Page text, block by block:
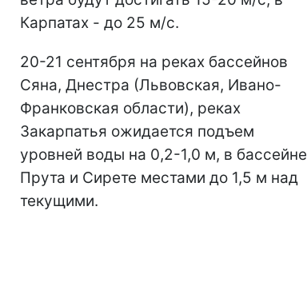
Карпатах - до 25 м/с.
20-21 сентября на реках бассейнов
Сяна, Днестра (Львовская, Ивано-
Франковская области), реках
Закарпатья ожидается подъем
уровней воды на 0,2-1,0 м, в бассейне
Прута и Сирете местами до 1,5 м над
текущими.